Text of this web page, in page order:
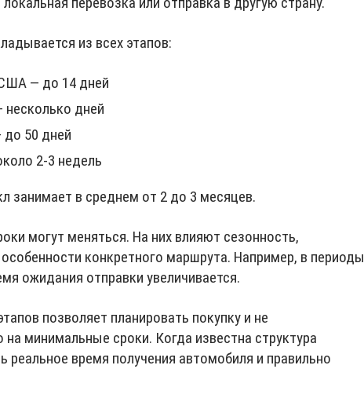
из всех этапов:
— до 14 дней
дней
до 50 дней
2-3 недель
занимает в среднем от 2 до 3 месяцев.
могут меняться. На них влияют сезонность,
конкретного маршрута. Например, в периоды
ожидания отправки увеличивается.
позволяет планировать покупку и не
на минимальные сроки. Когда известна структура
реальное время получения автомобиля и правильно